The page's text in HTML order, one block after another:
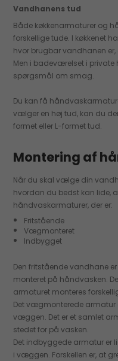
Vandhanens tud
Både køkkenarmaturer og
forskellige tude. I køkkenet
hvor brugbar vandhanen
Men i badeværelset i
spørgsmål om smag.
Du kan få
vælger en høj tud, kan du
formet eller L-formet tud.
Montering af
Når du skal vælge din
hvordan du bedst kan lide,
håndvaskarmaturer, der er:
Fritstående
Vægmonteret
Indbygget
Den fritstående vandhane
monteret på håndvasken.
armaturet monteres
Det vægmonterede armatur
væggen. Det er et samlet
stedet for på vasken.
Det indbyggede armatur er
i væggen. Forskellen er, at